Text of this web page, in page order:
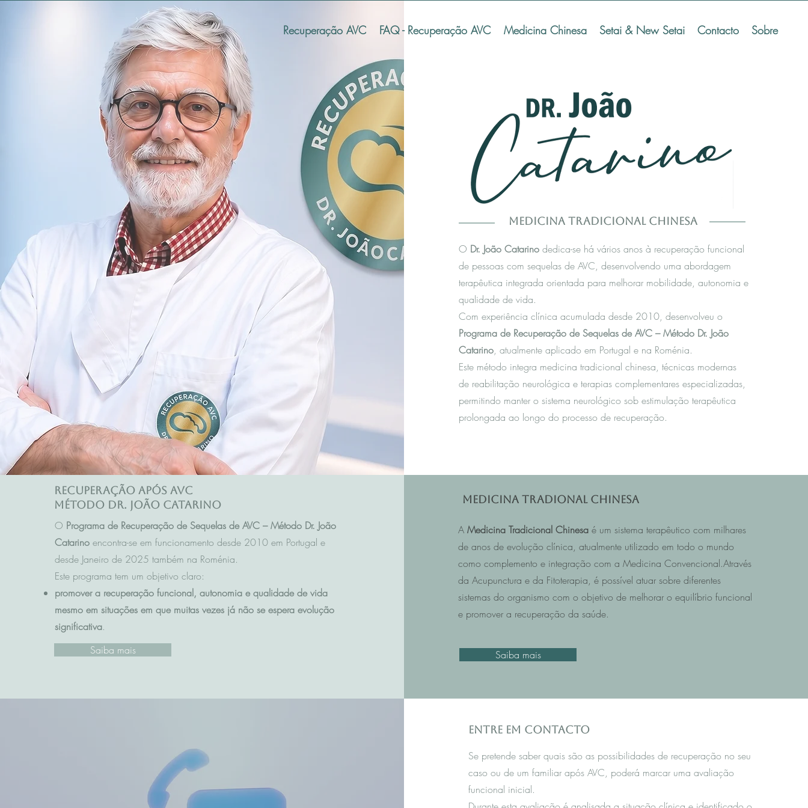
Recuperação AVC FAQ - Recuperação AVC Medicina Chinesa Setai & New Setai Contacto Sobre
Medicina Tradicional Chinesa
O Dr. João Catarino dedica-se há vários anos à recuperação funcional
de pessoas com sequelas de AVC, desenvolvendo uma abordagem
terapêutica integrada orientada para melhorar mobilidade, autonomia e
qualidade de vida.
Com experiência clínica acumulada desde 2010, desenvolveu o
Programa de Recuperação de Sequelas de AVC – Método Dr. João
Catarino, atualmente aplicado em Portugal e na Roménia.
Este método integra medicina tradicional chinesa, técnicas modernas
de reabilitação neurológica e terapias complementares especializadas,
permitindo manter o sistema neurológico sob estimulação terapêutica
prolongada ao longo do processo de recuperação.
Recuperação após AVC
Método Dr. João Catarino
O Programa de Recuperação de Sequelas de AVC – Método Dr. João
Catarino encontra-se em funcionamento desde 2010 em Portugal e
desde Janeiro de 2025 também na Roménia.
Este programa tem um objetivo claro:
promover a recuperação funcional, autonomia e qualidade de vida
mesmo em situações em que muitas vezes já não se espera evolução
significativa.
Saiba mais
Medicina Tradional Chinesa
A Medicina Tradicional Chinesa é um sistema terapêutico com milhares
de anos de evolução clínica, atualmente utilizado em todo o mundo
como complemento e integração com a Medicina Convencional.Através
da Acupunctura e da Fitoterapia, é possível atuar sobre diferentes
sistemas do organismo com o objetivo de melhorar o equilíbrio funcional
e promover a recuperação da saúde.
Saiba mais
Entre em contacto
Se pretende saber quais são as possibilidades de recuperação no seu
caso ou de um familiar após AVC, poderá marcar uma avaliação
funcional inicial.